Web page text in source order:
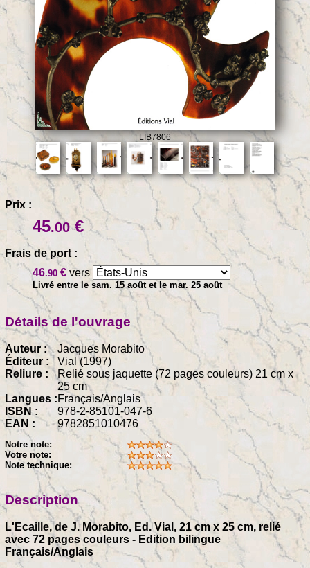
LIB7806
Prix :
45.00€
Frais de port :
46.90 € vers
Livré entre le sam. 15 août et le mar. 25 août
Détails de l'ouvrage
Auteur :
Jacques Morabito
Éditeur :
Vial (1997)
Reliure :
Relié sous jaquette (72 pages couleurs) 21 cm x
25 cm
Langues :Français/Anglais
ISBN :
978-2-85101-047-6
EAN :
9782851010476
Notre note:
Votre note:
Note technique:
Description
L'Ecaille, de J. Morabito, Ed. Vial, 21 cm x 25 cm, relié
avec 72 pages couleurs - Edition bilingue
Français/Anglais